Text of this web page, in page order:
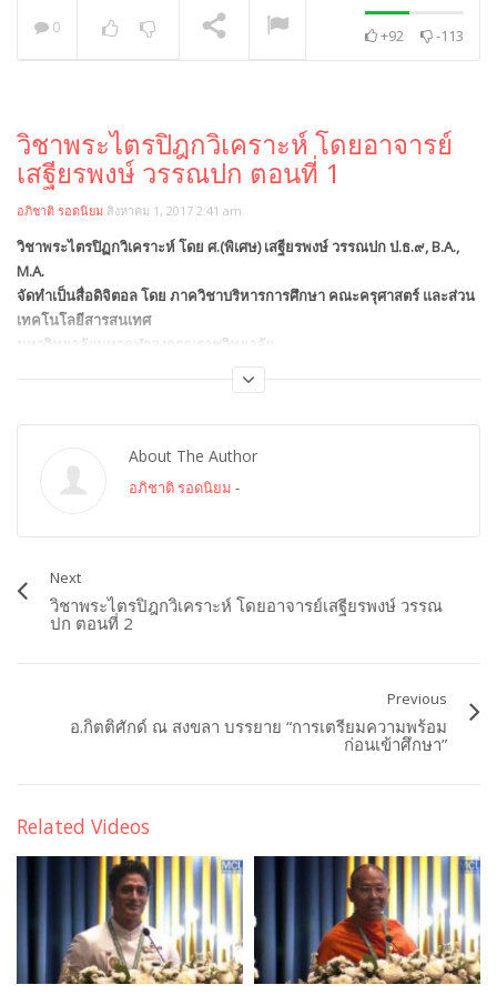
0 +92 -113
วิชาพระไตรปิฎกวิเคราะห์ โดยอาจารย์
เสฐียรพงษ์ วรรณปก ตอนที่ 1
อภิชาติ รอดนิยม สิงหาคม 1, 2017 2:41 am
วิชาพระไตรปิฏกวิเคราะห์ โดย ศ.(พิเศษ) เสฐียรพงษ์ วรรณปก ป.ธ.๙, B.A.,
M.A.
จัดทำเป็นสื่อดิจิตอล โดย ภาควิชาบริหารการศึกษา คณะครุศาสตร์ และส่วน
เทคโนโลยีสารสนเทศ
มหาวิทยาลัยมหาจุฬาลงกรณราชวิทยาลัย
คณะครุศาสตร์
About The Author
อภิชาติ รอดนิยม -
Next
วิชาพระไตรปิฎกวิเคราะห์ โดยอาจารย์เสฐียรพงษ์ วรรณ
ปก ตอนที่ 2
Previous
อ.กิตติศักด์ ณ สงขลา บรรยาย “การเตรียมความพร้อม
ก่อนเข้าศึกษา”
Related Videos